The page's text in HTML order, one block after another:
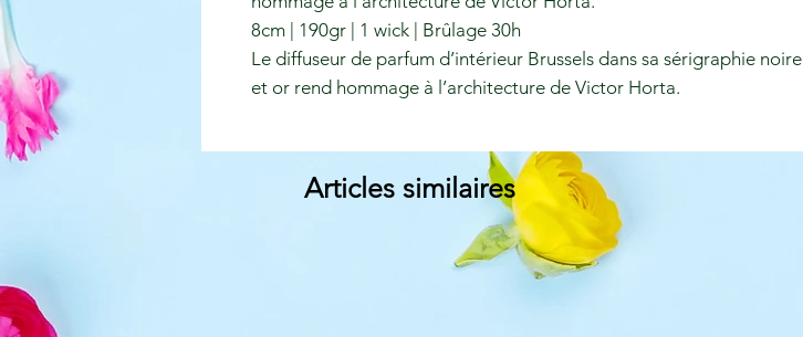
8cm | 190gr | 1 wick | Brûlage 30h
Le diffuseur de parfum d’intérieur Brussels dans sa sérigraphie noire
et or rend hommage à l’architecture de Victor Horta.
Articles similaires